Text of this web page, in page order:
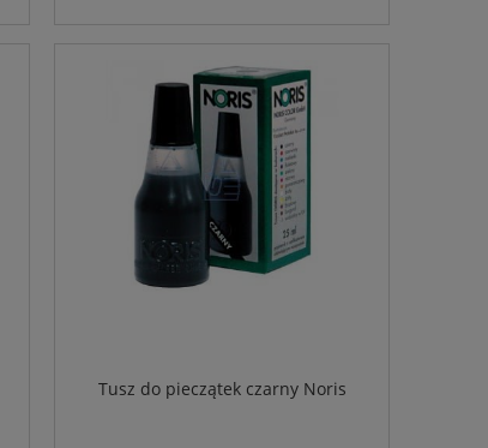
Tusz do pieczątek czarny Noris